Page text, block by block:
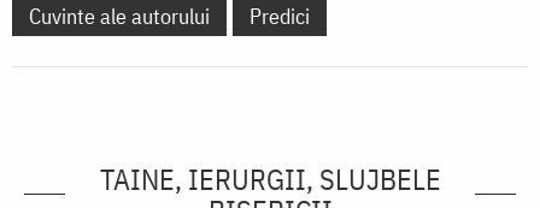
Cuvinte ale autorului Predici
TAINE, IERURGII, SLUJBELE